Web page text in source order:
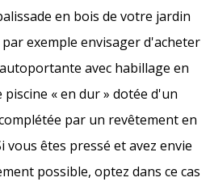
en bois de votre jardin
exemple envisager d'acheter
avec habillage en
« en dur » dotée d'un
par un revêtement en
vous êtes pressé et avez envie
possible, optez dans ce cas